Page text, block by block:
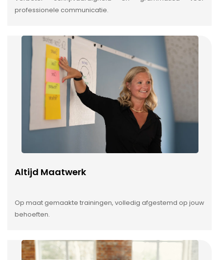
professionele communicatie.
Altijd Maatwerk
Op maat gemaakte trainingen, volledig afgestemd op jouw
behoeften.